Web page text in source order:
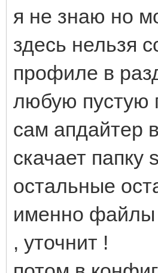
я не знаю но
здесь нельзя
профиле в
любую пустую
сам апдайтер
скачает
остальные
именно файлы
, уточнит !